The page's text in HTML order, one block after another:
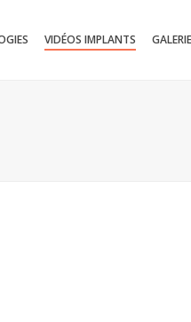
VIDÉOS IMPLANTS GALERIE